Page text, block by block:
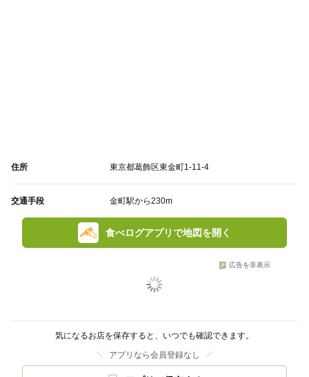
住所 東京都葛飾区東金町1-11-4
交通手段 金町駅から230m
食べログアプリで地図を開く
広告を非表示
気になるお店を保存すると、いつでも確認できます。
アプリなら会員登録なし